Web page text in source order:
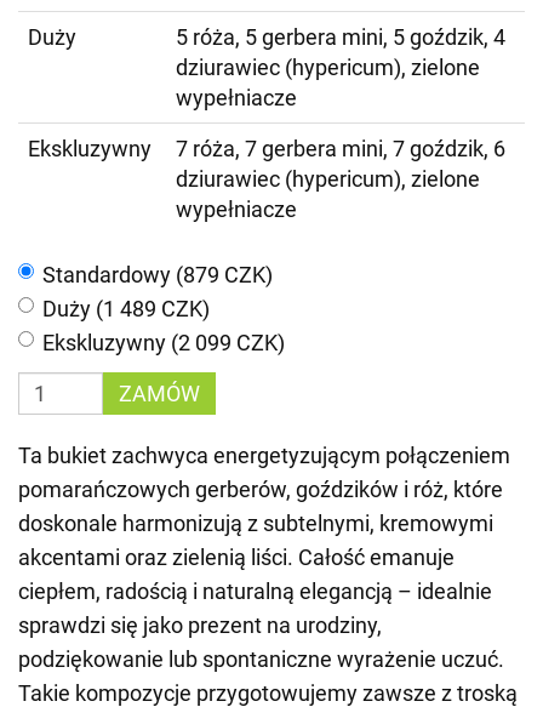
Duży
5 róża, 5 gerbera mini, 5 goździk, 4
dziurawiec (hypericum), zielone
wypełniacze
Ekskluzywny
7 róża, 7 gerbera mini, 7 goździk, 6
dziurawiec (hypericum), zielone
wypełniacze
Standardowy (879 CZK)
Duży (1 489 CZK)
Ekskluzywny (2 099 CZK)
ZAMÓW
Ta bukiet zachwyca energetyzującym połączeniem
pomarańczowych gerberów, goździków i róż, które
doskonale harmonizują z subtelnymi, kremowymi
akcentami oraz zielenią liści. Całość emanuje
ciepłem, radością i naturalną elegancją – idealnie
sprawdzi się jako prezent na urodziny,
podziękowanie lub spontaniczne wyrażenie uczuć.
Takie kompozycje przygotowujemy zawsze z troską